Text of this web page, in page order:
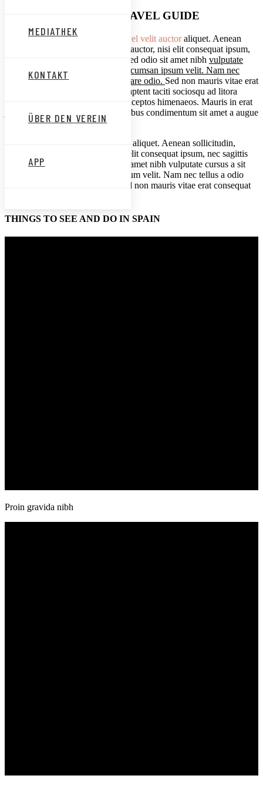
MEDIATHEK
KONTAKT
ÜBER DEN VEREIN
APP
WELCOME TO Italy TRAVEL GUIDE
Lorem ipsum proin gravida nibh vel velit auctoraliquet. Aenean
sollicitudin, lorem quis bibendum auctor, nisi elit consequat ipsum,
nec sagittis sem nibh id elit.Duis sed odio sit amet nibh vulputate
cursus a sit amet mauris. Morbi accumsan ipsum velit. Nam nec
tellus a odio tincidunt auctor a ornare odio. Sed non mauris vitae erat
consequat auctor eu in elit. Class aptent taciti sociosqu ad litora
torquent per conubia nostra, per inceptos himenaeos. Mauris in erat
justo. Nullam ac urna eu felis dapibus condimentum sit amet a augue
consequat elis.
Proin gravida nibh vel velit auctor aliquet. Aenean sollicitudin,
lorem quis bibendum auctor, nisi elit consequat ipsum, nec sagittis
sem nibh id elit. Duis sed odio sit amet nibh vulputate cursus a sit
amet mauris. Morbi accumsan ipsum velit. Nam nec tellus a odio
tincidunt auctor a ornare odio. Sed non mauris vitae erat consequat
THINGS TO SEE AND DO IN SPAIN
Proin gravida nibh